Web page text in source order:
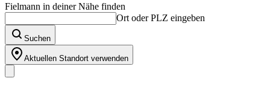
Fielmann in deiner Nähe finden
Ort oder PLZ eingeben
Suchen
Aktuellen Standort verwenden